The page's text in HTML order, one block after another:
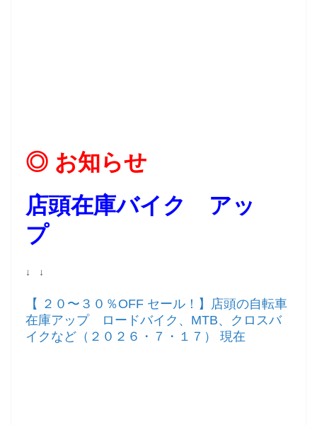
◎ お知らせ
店頭在庫バイク アッ
プ
↓ ↓
【 ２０〜３０％OFF セール！】店頭の自転車
在庫アップ ロードバイク、MTB、クロスバ
イクなど（２０２６・７・１７） 現在